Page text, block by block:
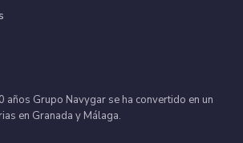
años Grupo Navygar se ha convertido en un
en Granada y Málaga.